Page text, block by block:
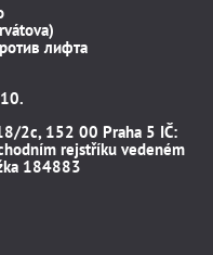
лифта
2c, 152 00 Praha 5 IČ:
rejstříku vedeném
184883